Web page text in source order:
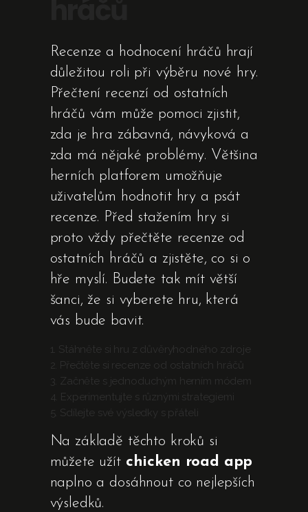
Recenze a hodnocení hráčů hrají
důležitou roli při výběru nové hry.
Přečtení recenzí od ostatních
hráčů vám může pomoci zjistit,
zda je hra zábavná, návyková a
zda má nějaké problémy. Většina
herních platforem umožňuje
uživatelům hodnotit hry a psát
recenze. Před stažením hry si
proto vždy přečtěte recenze od
ostatních hráčů a zjistěte, co si o
hře myslí. Budete tak mít větší
šanci, že si vyberete hru, která
vás bude bavit.
Stáhněte si hru z důvěryhodného zdroje
Přečtěte si recenze od ostatních hráčů
Začněte s jednoduchým herním módem
Experimentujte s různými strategiemi
Sdílejte své výsledky s přáteli
Na základě těchto kroků si
můžete užít chicken road app
naplno a dosáhnout co nejlepších
výsledků.